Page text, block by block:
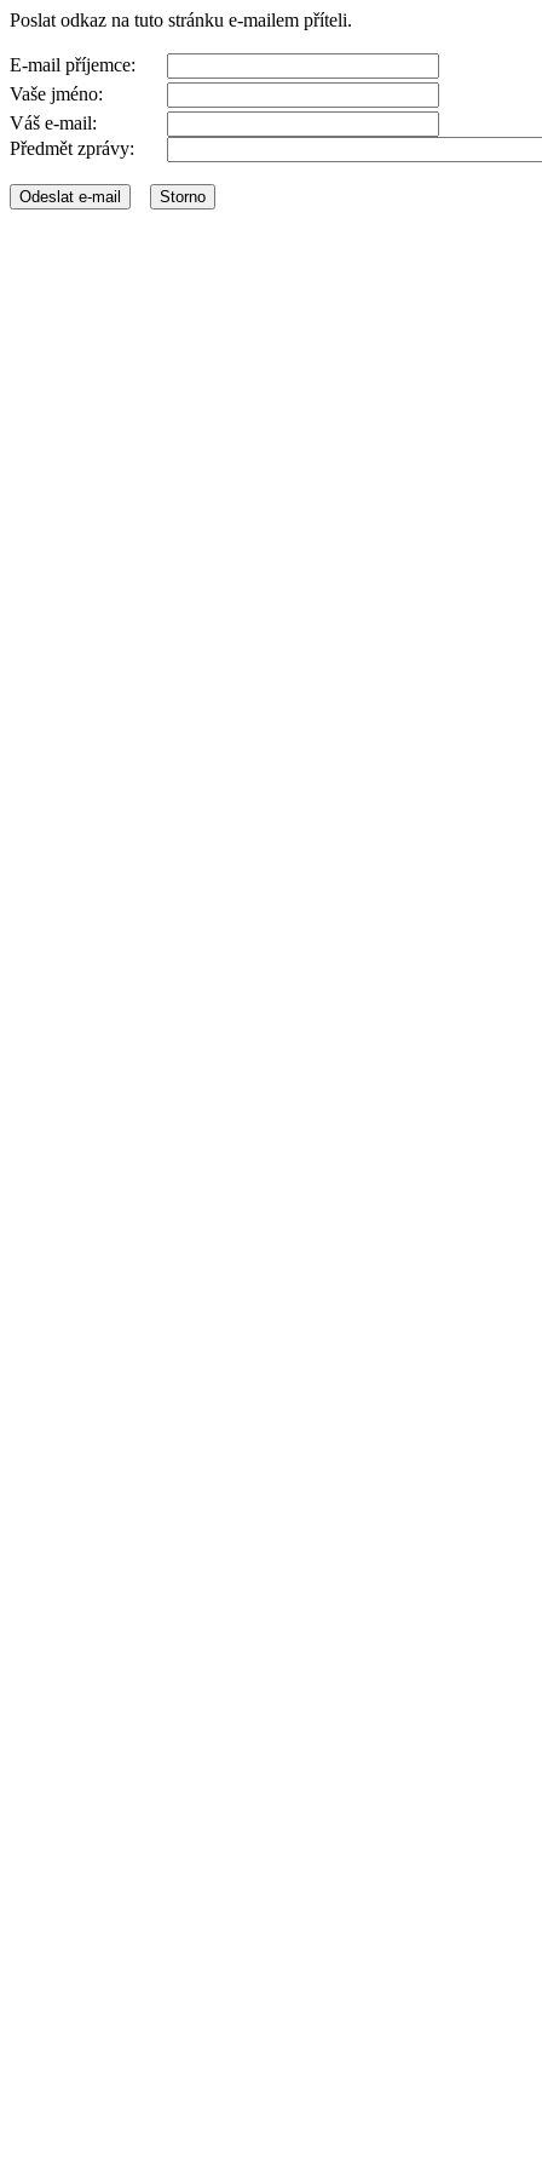
Poslat odkaz na tuto stránku e-mailem příteli.
E-mail příjemce:
Vaše jméno:
Váš e-mail:
Předmět zprávy: